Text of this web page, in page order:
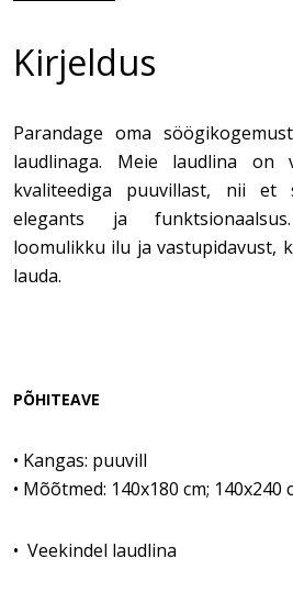
Kirjeldus
Parandage oma
laudlinaga. Meie laudlina on
kvaliteediga puuvillast, nii et
elegants ja
loomulikku ilu ja vastupidavust,
lauda.
PÕHITEAVE
• Kangas: puuvill
• Mõõtmed: 140x180 cm; 140x240
• Veekindel laudlina